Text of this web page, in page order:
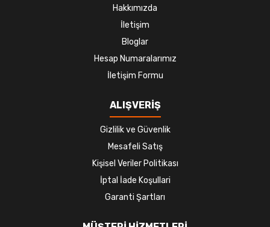
Hakkımızda
İletişim
Bloglar
Hesap Numaralarımız
İletişim Formu
ALIŞVERİŞ
Gizlilik ve Güvenlik
Mesafeli Satış
Kişisel Veriler Politikası
İptal İade Koşullari
Garanti Şartları